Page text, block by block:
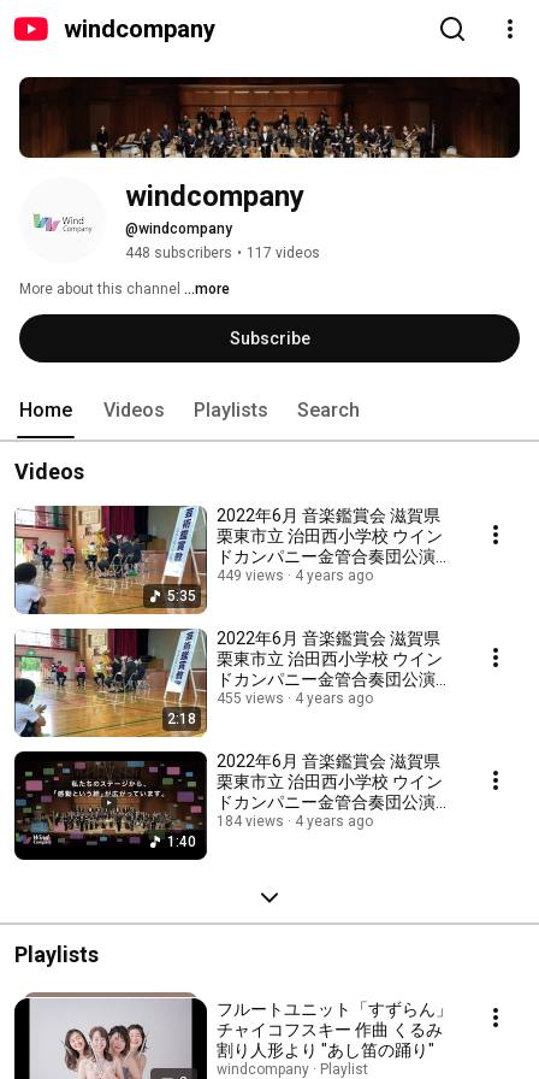
windcompany
windcompany
@windcompany
448 subscribers • 117 videos
More about this channel ...more
Subscribe
Home Videos Playlists Search
Videos
5:35
2022年6月 音楽鑑賞会 滋賀県
栗東市立 治田西小学校 ウイン
ドカンパニー金管合奏団公演
(金管合奏)"ディスニーメドレ"
449 views 4 years ago
2:18
2022年6月 音楽鑑賞会 滋賀県
栗東市立 治田西小学校 ウイン
ドカンパニー金管合奏団公演
(金管合奏)"こぞうの行進"
455 views 4 years ago
1:40
2022年6月 音楽鑑賞会 滋賀県
栗東市立 治田西小学校 ウイン
ドカンパニー金管合奏団公演
(金管合奏)"どらえもん"
184 views 4 years ago
Playlists
フルートユニット「すずらん」
チャイコフスキー 作曲 くるみ
割り人形より "あし笛の踊り"
windcompany · Playlist